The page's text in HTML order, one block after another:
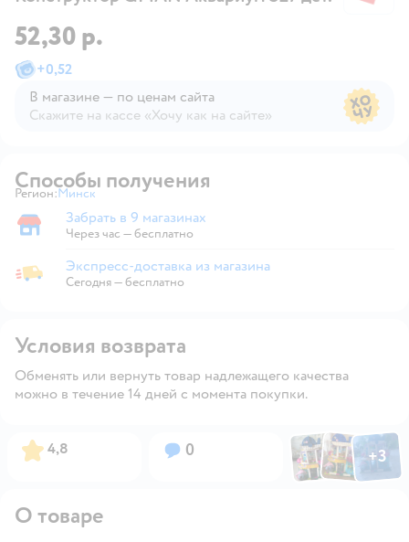
52,30 р.
+0,52
В магазине — по ценам сайта
Скажите на кассе «Хочу как на сайте»
Способы получения
Регион: Выбор адреса доставки.
Минск
Забрать в магазине
Забрать в 9 магазинах
Через час — бесплатно
Экспресс-доставка из магазина
Экспресс-доставка из магазина
Сегодня—бесплатно
Условия возврата
Обменять или вернуть товар надлежащего качества
можно в течение 14 дней с момента покупки.
Рейтинг:
4,8 Вопросов:
0 ФотоФотоФото
+3
Открыть
О товаре